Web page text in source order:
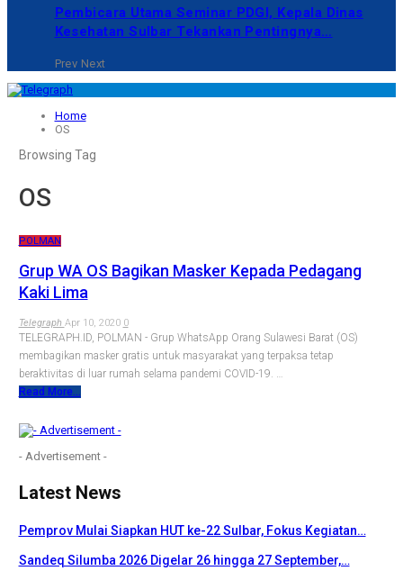
Pembicara Utama Seminar PDGI, Kepala Dinas
Kesehatan Sulbar Tekankan Pentingnya…
Prev Next
Home
OS
Browsing Tag
OS
POLMAN
Grup WA OS Bagikan Masker Kepada Pedagang
Kaki Lima
Telegraph Apr 10, 2020 0
TELEGRAPH.ID, POLMAN - Grup WhatsApp Orang Sulawesi Barat (OS)
membagikan masker gratis untuk masyarakat yang terpaksa tetap
beraktivitas di luar rumah selama pandemi COVID-19. …
Read More...
- Advertisement -
Latest News
Pemprov Mulai Siapkan HUT ke-22 Sulbar, Fokus Kegiatan…
Sandeq Silumba 2026 Digelar 26 hingga 27 September,…